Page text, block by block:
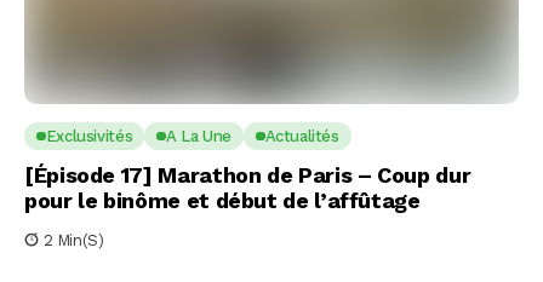
Exclusivités A La Une Actualités
[Épisode 17] Marathon de Paris – Coup dur
pour le binôme et début de l’affûtage
2 Min(s)